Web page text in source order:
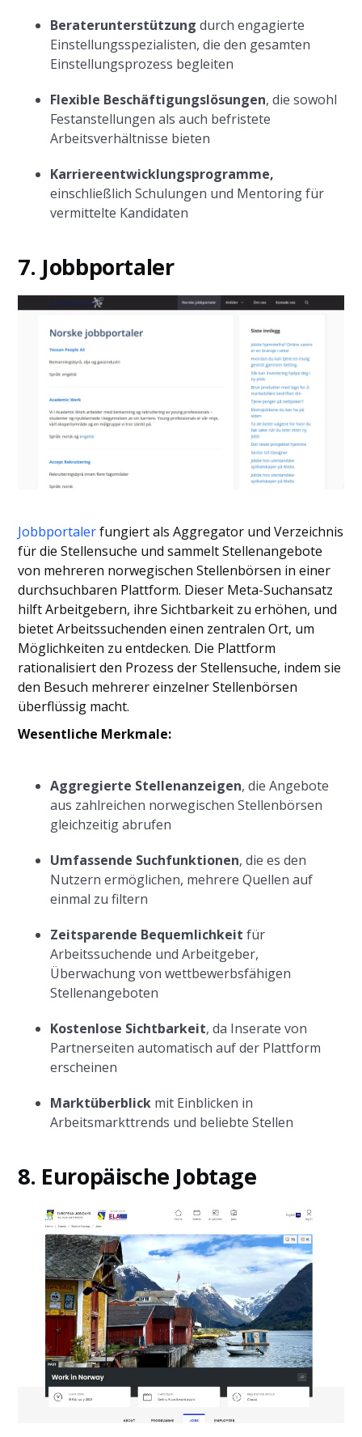
Beraterunterstützung durch engagierte
Einstellungsspezialisten, die den gesamten
Einstellungsprozess begleiten
Flexible Beschäftigungslösungen, die sowohl
Festanstellungen als auch befristete
Arbeitsverhältnisse bieten
Karriereentwicklungsprogramme,
einschließlich Schulungen und Mentoring für
vermittelte Kandidaten
7. Jobbportaler
Jobbportalerfungiert als Aggregator und Verzeichnis
für die Stellensuche und sammelt Stellenangebote
von mehreren norwegischen Stellenbörsen in einer
durchsuchbaren Plattform. Dieser Meta-Suchansatz
hilft Arbeitgebern, ihre Sichtbarkeit zu erhöhen, und
bietet Arbeitssuchenden einen zentralen Ort, um
Möglichkeiten zu entdecken. Die Plattform
rationalisiert den Prozess der Stellensuche, indem sie
den Besuch mehrerer einzelner Stellenbörsen
überflüssig macht.
Wesentliche Merkmale:
Aggregierte Stellenanzeigen, die Angebote
aus zahlreichen norwegischen Stellenbörsen
gleichzeitig abrufen
Umfassende Suchfunktionen, die es den
Nutzern ermöglichen, mehrere Quellen auf
einmal zu filtern
Zeitsparende Bequemlichkeit für
Arbeitssuchende und Arbeitgeber,
Überwachung von wettbewerbsfähigen
Stellenangeboten
Kostenlose Sichtbarkeit, da Inserate von
Partnerseiten automatisch auf der Plattform
erscheinen
Marktüberblick mit Einblicken in
Arbeitsmarkttrends und beliebte Stellen
8. Europäische Jobtage